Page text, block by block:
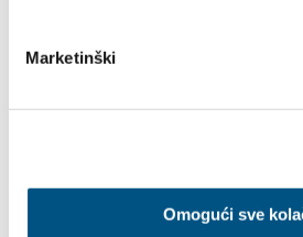
Marketinški
Omogući sve
Anka Šarić
Ulica Grgura Ninskg 21C,